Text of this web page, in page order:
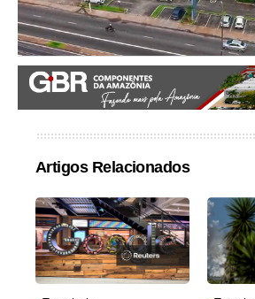
Artigos Relacionados